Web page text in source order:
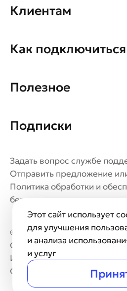
Клиентам
Оплата
Правила и тарифы
Как подключиться
Регистрация
Полезное
Новости
Подписки
Единый Ultra
Взрослый
Детский
© НАО «Национальная
Санкт-Петербург, 197022, а/
ИНН 504707023067ИП
ОГРН(ИП)
Задать вопрос службе
Отправить предложение
Политика обработки и
безопасности персональных
Этот сайт использует
для улучшения
и анализа
и услуг